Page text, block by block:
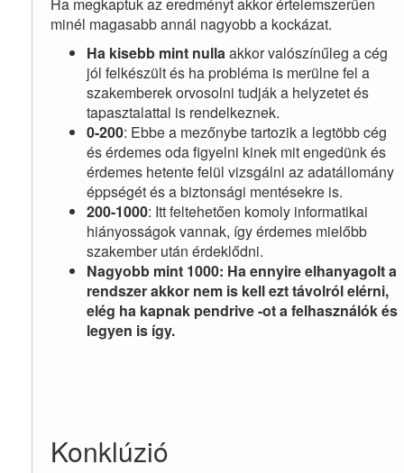
minél magasabb annál nagyobb a kockázat.
Ha kisebb mint nullaakkor valószínűleg a cég
jól felkészült és ha probléma is merülne fel a
szakemberek orvosolni tudják a helyzetet és
tapasztalattal is rendelkeznek.
0-200: Ebbe a mezőnybe tartozik a legtöbb cég
és érdemes oda figyelni kinek mit engedünk és
érdemes hetente felül vizsgálni az adatállomány
éppségét és a biztonsági mentésekre is.
200-1000: Itt feltehetően komoly informatikai
hiányosságok vannak, így érdemes mielőbb
szakember után érdeklődni.
Nagyobb mint 1000: Ha ennyire elhanyagolt a
rendszer akkor nem is kell ezt távolról elérni,
elég ha kapnak pendrive -ot a felhasználók és
legyen is így.
Konklúzió